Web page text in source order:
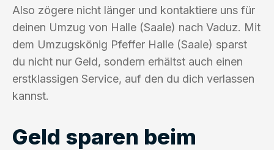
Also zögere nicht länger und kontaktiere uns für
deinen Umzug von Halle (Saale) nach Vaduz. Mit
dem Umzugskönig Pfeffer Halle (Saale) sparst
du nicht nur Geld, sondern erhältst auch einen
erstklassigen Service, auf den du dich verlassen
kannst.
Geld sparen beim